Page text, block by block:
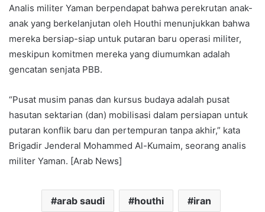
Analis militer Yaman berpendapat bahwa perekrutan anak-
anak yang berkelanjutan oleh Houthi menunjukkan bahwa
mereka bersiap-siap untuk putaran baru operasi militer,
meskipun komitmen mereka yang diumumkan adalah
gencatan senjata PBB.
“Pusat musim panas dan kursus budaya adalah pusat
hasutan sektarian (dan) mobilisasi dalam persiapan untuk
putaran konflik baru dan pertempuran tanpa akhir,” kata
Brigadir Jenderal Mohammed Al-Kumaim, seorang analis
militer Yaman. [Arab News]
arab saudi houthi iran